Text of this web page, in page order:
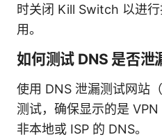
时关闭 Kill Switch 以进
用。
如何测试 DNS 是否泄
使用 DNS 泄漏测试网站
测试，确保显示的是
非本地或 ISP 的 DNS。